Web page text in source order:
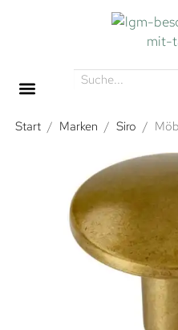
Start / Marken / Siro /